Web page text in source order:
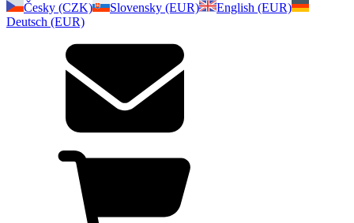
Česky (CZK)
Slovensky (EUR)
English (EUR)
Deutsch (EUR)